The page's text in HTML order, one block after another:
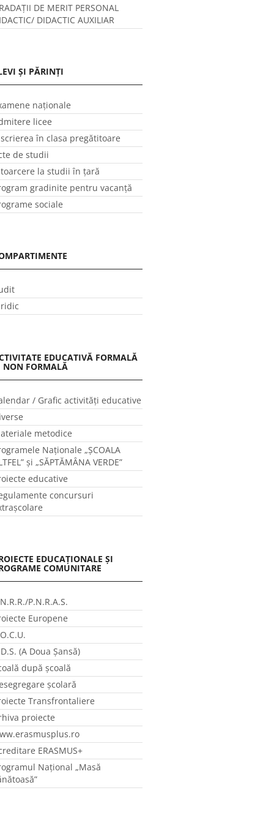
DE MERIT PERSONAL
DIDACTIC AUXILIAR
ȘI PĂRINȚI
naționale
licee
în clasa pregătitoare
de studii
la studii în ţară
gradinite pentru vacanţă
sociale
EDUCATIVĂ FORMALĂ
NON FORMALĂ
/ Grafic activităţi educative
metodice
Naţionale „ŞCOALA
și „SĂPTĂMÂNA VERDE”
educative
concursuri
EDUCAȚIONALE ȘI
COMUNITARE
P.N.R.A.S.
Europene
(A Doua Șansă)
după școală
școlară
Transfrontaliere
proiecte
ERASMUS+
Național „Masă